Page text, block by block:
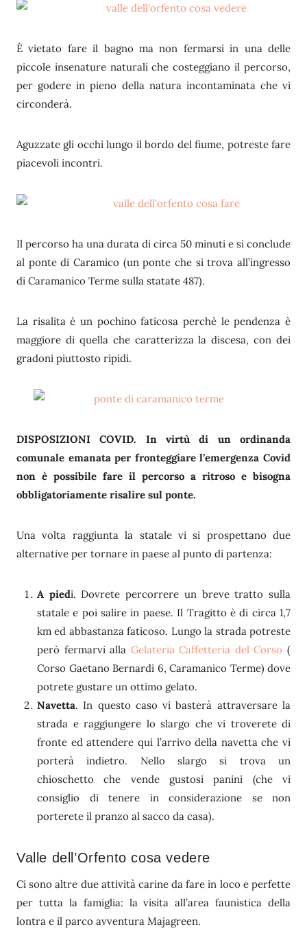
È vietato fare il bagno ma non fermarsi in una delle
piccole insenature naturali che costeggiano il percorso,
per godere in pieno della natura incontaminata che vi
circonderà.
Aguzzate gli occhi lungo il bordo del fiume, potreste fare
piacevoli incontri.
Il percorso ha una durata di circa 50 minuti e si conclude
al ponte di Caramico (un ponte che si trova all’ingresso
di Caramanico Terme sulla statate 487).
La risalita è un pochino faticosa perchè le pendenza è
maggiore di quella che caratterizza la discesa, con dei
gradoni piuttosto ripidi.
DISPOSIZIONI COVID. In virtù di un ordinanda
comunale emanata per fronteggiare l’emergenza Covid
non è possibile fare il percorso a ritroso e bisogna
obbligatoriamente risalire sul ponte.
Una volta raggiunta la statale vi si prospettano due
alternative per tornare in paese al punto di partenza:
A piedi. Dovrete percorrere un breve tratto sulla
statale e poi salire in paese. Il Tragitto è di circa 1,7
km ed abbastanza faticoso. Lungo la strada potreste
però fermarvi alla Gelateria Caffetteria del Corso (
Corso Gaetano Bernardi 6, Caramanico Terme) dove
potrete gustare un ottimo gelato.
Navetta. In questo caso vi basterà attraversare la
strada e raggiungere lo slargo che vi troverete di
fronte ed attendere qui l’arrivo della navetta che vi
porterà indietro. Nello slargo si trova un
chioschetto che vende gustosi panini (che vi
consiglio di tenere in considerazione se non
porterete il pranzo al sacco da casa).
Valle dell’Orfento cosa vedere
Ci sono altre due attività carine da fare in loco e perfette
per tutta la famiglia: la visita all’area faunistica della
lontra e il parco avventura Majagreen.